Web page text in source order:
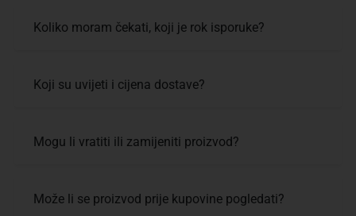
Koliko moram čekati, koji je rok isporuke?
Koji su uvijeti i cijena dostave?
Mogu li vratiti ili zamijeniti proizvod?
Može li se proizvod prije kupovine pogledati?